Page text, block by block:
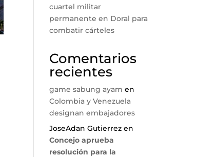
cuartel militar
permanente en Doral para
combatir cárteles
Comentarios
recientes
game sabung ayam en
Colombia y Venezuela
designan embajadores
JoseAdan Gutierrez en
Concejo aprueba
resolución para la